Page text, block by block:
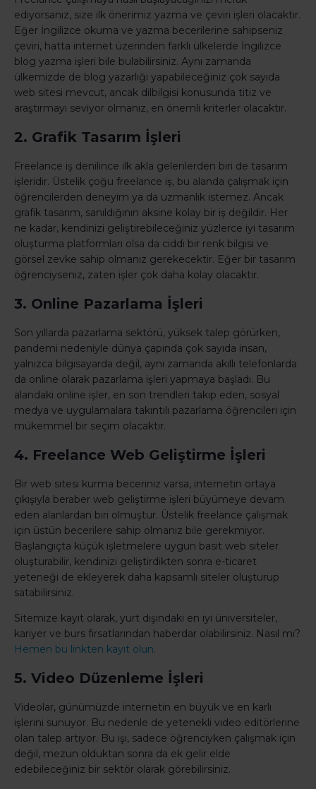
ediyorsanız, size ilk önerimiz yazma ve çeviri işleri olacaktır.
Eğer İngilizce okuma ve yazma becerilerine sahipseniz
çeviri, hatta internet üzerinden farklı ülkelerde İngilizce
blog yazma işleri bile bulabilirsiniz. Aynı zamanda
ülkemizde de blog yazarlığı yapabileceğiniz çok sayıda
web sitesi mevcut, ancak dilbilgisi konusunda titiz ve
araştırmayı seviyor olmanız, en önemli kriterler olacaktır.
2. Grafik Tasarım İşleri
Freelance iş denilince ilk akla gelenlerden biri de tasarım
işleridir. Üstelik çoğu freelance iş, bu alanda çalışmak için
öğrencilerden deneyim ya da uzmanlık istemez. Ancak
grafik tasarım, sanıldığının aksine kolay bir iş değildir. Her
ne kadar, kendinizi geliştirebileceğiniz yüzlerce iyi tasarım
oluşturma platformları olsa da ciddi bir renk bilgisi ve
görsel zevke sahip olmanız gerekecektir. Eğer bir tasarım
öğrenciyseniz, zaten işler çok daha kolay olacaktır.
3. Online Pazarlama İşleri
Son yıllarda pazarlama sektörü, yüksek talep görürken,
pandemi nedeniyle dünya çapında çok sayıda insan,
yalnızca bilgisayarda değil, aynı zamanda akıllı telefonlarda
da online olarak pazarlama işleri yapmaya başladı. Bu
alandaki online işler, en son trendleri takip eden, sosyal
medya ve uygulamalara takıntılı pazarlama öğrencileri için
mükemmel bir seçim olacaktır.
4. Freelance Web Geliştirme İşleri
Bir web sitesi kurma beceriniz varsa, internetin ortaya
çıkışıyla beraber web geliştirme işleri büyümeye devam
eden alanlardan biri olmuştur. Üstelik freelance çalışmak
için üstün becerilere sahip olmanız bile gerekmiyor.
Başlangıçta küçük işletmelere uygun basit web siteler
oluşturabilir, kendinizi geliştirdikten sonra e-ticaret
yeteneği de ekleyerek daha kapsamlı siteler oluşturup
satabilirsiniz.
Sitemize kayıt olarak, yurt dışındaki en iyi üniversiteler,
kariyer ve burs fırsatlarından haberdar olabilirsiniz. Nasıl mı?
Hemen bu linkten kayıt olun.
5. Video Düzenleme İşleri
Videolar, günümüzde internetin en büyük ve en karlı
işlerini sunuyor. Bu nedenle de yetenekli video editörlerine
olan talep artıyor. Bu işi, sadece öğrenciyken çalışmak için
değil, mezun olduktan sonra da ek gelir elde
edebileceğiniz bir sektör olarak görebilirsiniz.